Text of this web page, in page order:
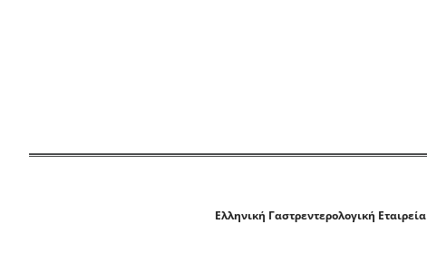
Ελληνική Γαστρεντερολογική Εταιρεία